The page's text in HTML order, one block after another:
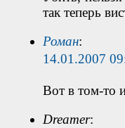
так теперь
Роман:
14.01.2007
Вот в том-то
Dreamer: